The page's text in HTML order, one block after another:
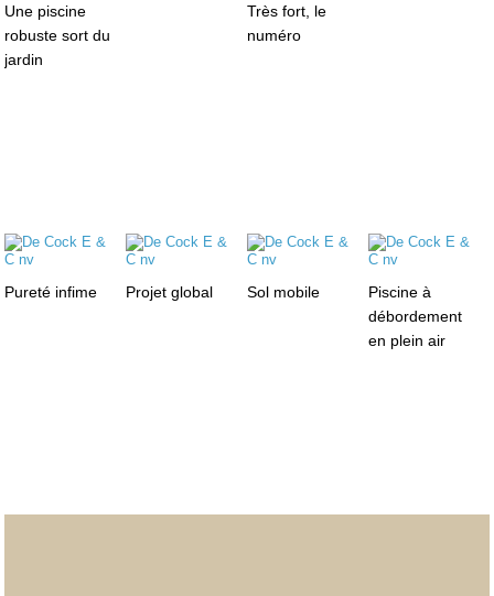
Une piscine
robuste sort du
jardin
Très fort, le
numéro
Pureté infime Projet global Sol mobile
Piscine à
débordement
en plein air